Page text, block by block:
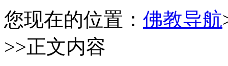
您现在的位置： 佛教导航
>>正文内容